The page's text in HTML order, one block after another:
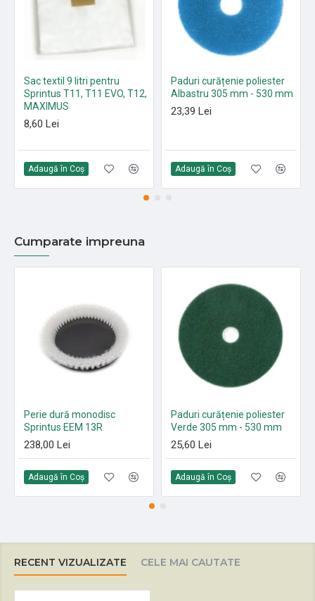
Sac textil 9 litri pentru
Sprintus T11, T11 EVO, T12,
MAXIMUS
8,60 Lei
Adaugă în Coş
Paduri curățenie poliester
Albastru 305 mm - 530 mm
23,39 Lei
Adaugă în Coş
Cumparate impreuna
Perie dură monodisc
Sprintus EEM 13R
238,00 Lei
Adaugă în Coş
Paduri curățenie poliester
Verde 305 mm - 530 mm
25,60 Lei
Adaugă în Coş
RECENT VIZUALIZATE CELE MAI CAUTATE